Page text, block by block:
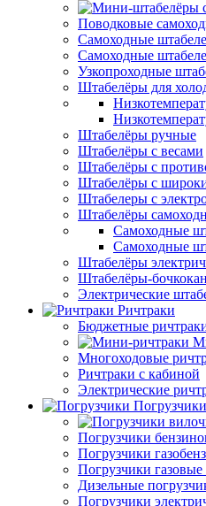
Поводковые
Самоходные
Самоходные
Узкопроходные
Штабелёры для
Штабелёры ручные
Штабелёры с весами
Штабелёры с
Штабелёры с
Штабелеры с
Штабелёры
Самоходные
Самоходные
Штабелёры
Штабелёры-
Электрические
Ричтраки
Бюджетные
Многоходовые
Ричтраки с кабиной
Электрические
Погрузчики
Погрузчики
Погрузчики
Погрузчики
Дизельные
Погрузчики